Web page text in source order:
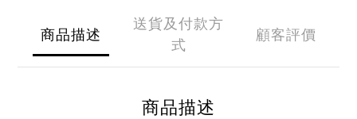
商品描述
送貨及付款方
式
顧客評價
商品描述